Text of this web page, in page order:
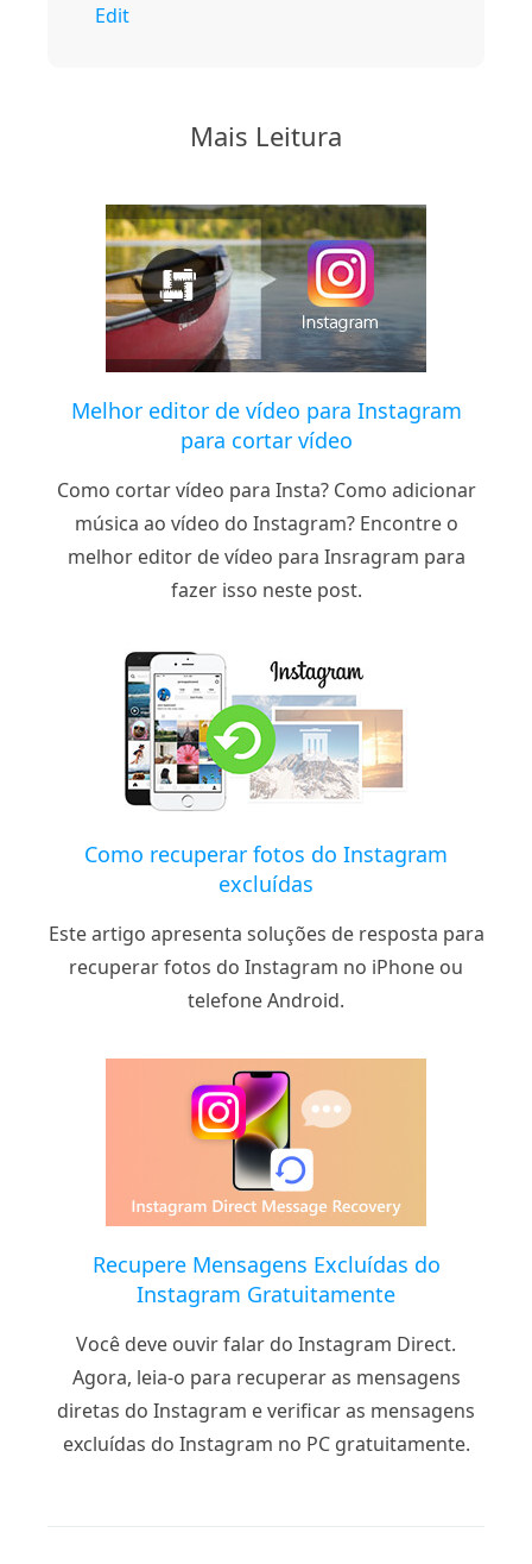
Edit
Mais Leitura
Melhor editor de vídeo para Instagram
para cortar vídeo
Como cortar vídeo para Insta? Como adicionar
música ao vídeo do Instagram? Encontre o
melhor editor de vídeo para Insragram para
fazer isso neste post.
Como recuperar fotos do Instagram
excluídas
Este artigo apresenta soluções de resposta para
recuperar fotos do Instagram no iPhone ou
telefone Android.
Recupere Mensagens Excluídas do
Instagram Gratuitamente
Você deve ouvir falar do Instagram Direct.
Agora, leia-o para recuperar as mensagens
diretas do Instagram e verificar as mensagens
excluídas do Instagram no PC gratuitamente.